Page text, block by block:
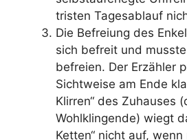
tristen Tagesablauf
Die Befreiung des
sich befreit und
befreien. Der Erzähler
Sichtweise am Ende
Klirren“ des Zuhauses
Wohlklingende) wiegt
Ketten“ nicht auf,